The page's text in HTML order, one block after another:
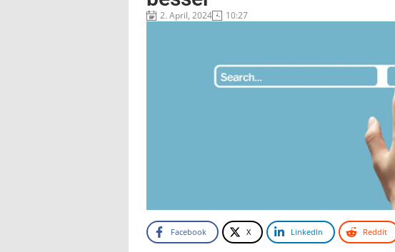
2. April, 2024 10:27
Facebook X LinkedIn Reddit